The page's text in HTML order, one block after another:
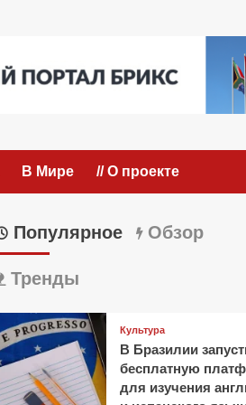
В Мире // О проекте
Популярное Обзор
Тренды
Культура
В Бразилии
бесплатную
для изучения